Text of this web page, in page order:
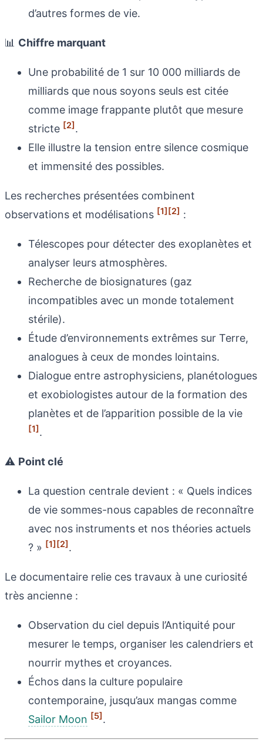
d’autres formes de vie.
📊 Chiffre marquant
Une probabilité de 1 sur 10 000 milliards de
milliards que nous soyons seuls est citée
comme image frappante plutôt que mesure
stricte [2].
Elle illustre la tension entre silence cosmique
et immensité des possibles.
Les recherches présentées combinent
observations et modélisations [1][2] :
Télescopes pour détecter des exoplanètes et
analyser leurs atmosphères.
Recherche de biosignatures (gaz
incompatibles avec un monde totalement
stérile).
Étude d’environnements extrêmes sur Terre,
analogues à ceux de mondes lointains.
Dialogue entre astrophysiciens, planétologues
et exobiologistes autour de la formation des
planètes et de l’apparition possible de la vie
[1].
⚠️ Point clé
La question centrale devient : « Quels indices
de vie sommes-nous capables de reconnaître
avec nos instruments et nos théories actuels
? » [1][2].
Le documentaire relie ces travaux à une curiosité
très ancienne :
Observation du ciel depuis l’Antiquité pour
mesurer le temps, organiser les calendriers et
nourrir mythes et croyances.
Échos dans la culture populaire
contemporaine, jusqu’aux mangas comme
Sailor Moon [5].